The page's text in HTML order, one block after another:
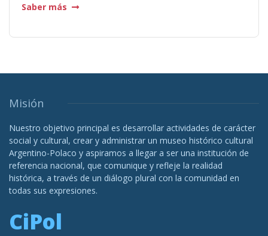
Saber más
Misión
Nuestro objetivo principal es desarrollar actividades de carácter
social y cultural, crear y administrar un museo histórico cultural
Argentino-Polaco y aspiramos a llegar a ser una institución de
referencia nacional, que comunique y refleje la realidad
histórica, a través de un diálogo plural con la comunidad en
todas sus expresiones.
CiPol